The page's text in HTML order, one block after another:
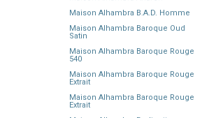
Maison Alhambra B.A.D. Homme
Maison Alhambra Baroque Oud
Satin
Maison Alhambra Baroque Rouge
540
Maison Alhambra Baroque Rouge
Extrait
Maison Alhambra Baroque Rouge
Extrait